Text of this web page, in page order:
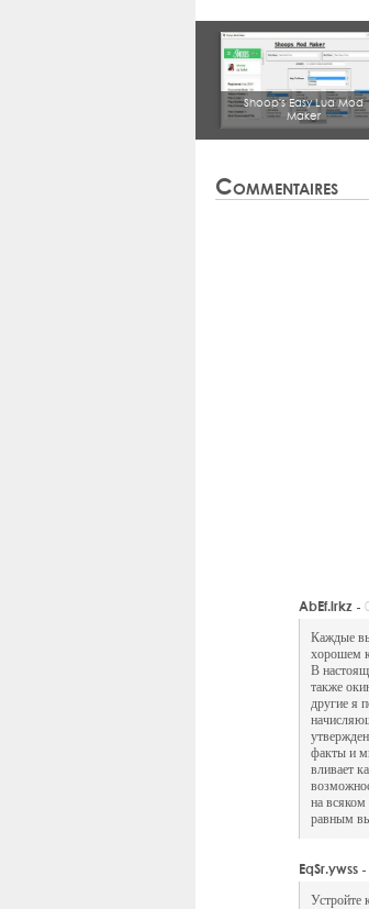
Shoop's Easy Lua Mod
Maker
Commentaires
AbEf.lrkz -
Каждые
хорошем
В
также
другие я
факты и
вливает
на
равным
EqSr.ywss -
Устройте